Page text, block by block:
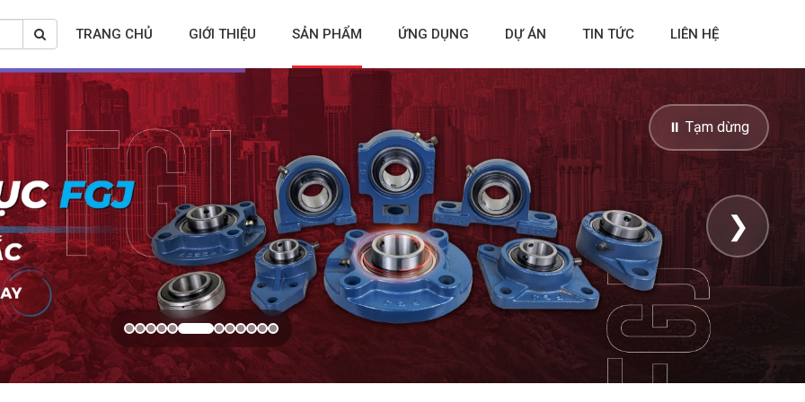
TRANG CHỦ GIỚI THIỆU SẢN PHẨM ỨNG DỤNG DỰ ÁN TIN TỨC LIÊN HỆ
❯
⏸ Tạm dừng